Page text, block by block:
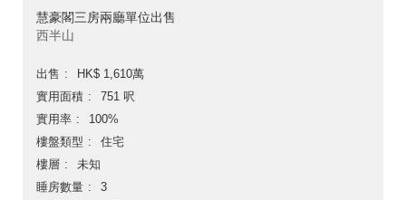
慧豪閣三房兩廳單位出售
西半山
出售
HK$ 1,610萬
實用面積
751 呎
實用率
100%
樓盤類型
住宅
樓層
未知
睡房數量
3